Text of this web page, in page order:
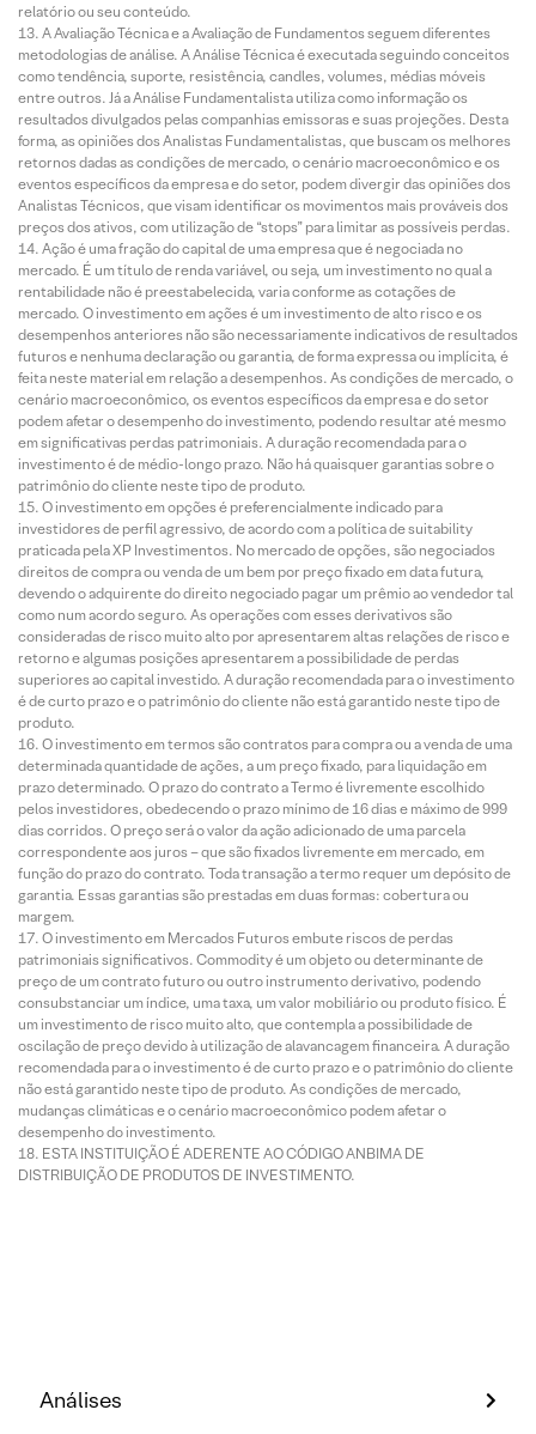
relatório ou seu conteúdo.
A Avaliação Técnica e a Avaliação de Fundamentos seguem diferentes
metodologias de análise. A Análise Técnica é executada seguindo conceitos
como tendência, suporte, resistência, candles, volumes, médias móveis
entre outros. Já a Análise Fundamentalista utiliza como informação os
resultados divulgados pelas companhias emissoras e suas projeções. Desta
forma, as opiniões dos Analistas Fundamentalistas, que buscam os melhores
retornos dadas as condições de mercado, o cenário macroeconômico e os
eventos específicos da empresa e do setor, podem divergir das opiniões dos
Analistas Técnicos, que visam identificar os movimentos mais prováveis dos
preços dos ativos, com utilização de “stops” para limitar as possíveis perdas.
Ação é uma fração do capital de uma empresa que é negociada no
mercado. É um título de renda variável, ou seja, um investimento no qual a
rentabilidade não é preestabelecida, varia conforme as cotações de
mercado. O investimento em ações é um investimento de alto risco e os
desempenhos anteriores não são necessariamente indicativos de resultados
futuros e nenhuma declaração ou garantia, de forma expressa ou implícita, é
feita neste material em relação a desempenhos. As condições de mercado, o
cenário macroeconômico, os eventos específicos da empresa e do setor
podem afetar o desempenho do investimento, podendo resultar até mesmo
em significativas perdas patrimoniais. A duração recomendada para o
investimento é de médio-longo prazo. Não há quaisquer garantias sobre o
patrimônio do cliente neste tipo de produto.
O investimento em opções é preferencialmente indicado para
investidores de perfil agressivo, de acordo com a política de suitability
praticada pela XP Investimentos. No mercado de opções, são negociados
direitos de compra ou venda de um bem por preço fixado em data futura,
devendo o adquirente do direito negociado pagar um prêmio ao vendedor tal
como num acordo seguro. As operações com esses derivativos são
consideradas de risco muito alto por apresentarem altas relações de risco e
retorno e algumas posições apresentarem a possibilidade de perdas
superiores ao capital investido. A duração recomendada para o investimento
é de curto prazo e o patrimônio do cliente não está garantido neste tipo de
produto.
O investimento em termos são contratos para compra ou a venda de uma
determinada quantidade de ações, a um preço fixado, para liquidação em
prazo determinado. O prazo do contrato a Termo é livremente escolhido
pelos investidores, obedecendo o prazo mínimo de 16 dias e máximo de 999
dias corridos. O preço será o valor da ação adicionado de uma parcela
correspondente aos juros – que são fixados livremente em mercado, em
função do prazo do contrato. Toda transação a termo requer um depósito de
garantia. Essas garantias são prestadas em duas formas: cobertura ou
margem.
O investimento em Mercados Futuros embute riscos de perdas
patrimoniais significativos. Commodity é um objeto ou determinante de
preço de um contrato futuro ou outro instrumento derivativo, podendo
consubstanciar um índice, uma taxa, um valor mobiliário ou produto físico. É
um investimento de risco muito alto, que contempla a possibilidade de
oscilação de preço devido à utilização de alavancagem financeira. A duração
recomendada para o investimento é de curto prazo e o patrimônio do cliente
não está garantido neste tipo de produto. As condições de mercado,
mudanças climáticas e o cenário macroeconômico podem afetar o
desempenho do investimento.
ESTA INSTITUIÇÃO É ADERENTE AO CÓDIGO ANBIMA DE
DISTRIBUIÇÃO DE PRODUTOS DE INVESTIMENTO.
Análises